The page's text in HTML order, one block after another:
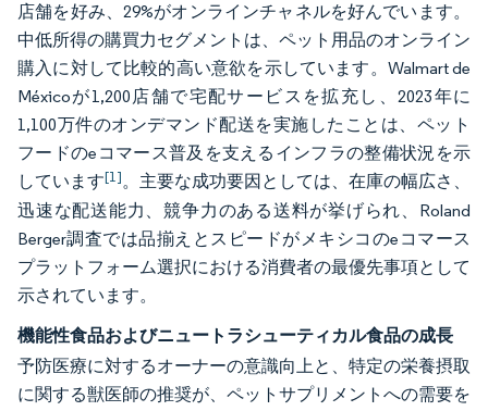
店舗を好み、29%がオンラインチャネルを好んでいます。
中低所得の購買力セグメントは、ペット用品のオンライン
購入に対して比較的高い意欲を示しています。Walmart de
Méxicoが1,200店舗で宅配サービスを拡充し、2023年に
1,100万件のオンデマンド配送を実施したことは、ペット
フードのeコマース普及を支えるインフラの整備状況を示
しています[1]。主要な成功要因としては、在庫の幅広さ、
迅速な配送能力、競争力のある送料が挙げられ、Roland
Berger調査では品揃えとスピードがメキシコのeコマース
プラットフォーム選択における消費者の最優先事項として
示されています。
機能性食品およびニュートラシューティカル食品の成長
予防医療に対するオーナーの意識向上と、特定の栄養摂取
に関する獣医師の推奨が、ペットサプリメントへの需要を